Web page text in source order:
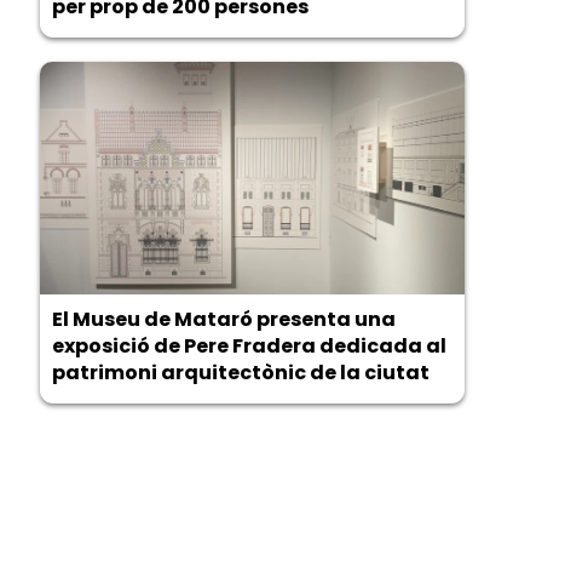
per prop de 200 persones
El Museu de Mataró presenta una
exposició de Pere Fradera dedicada al
patrimoni arquitectònic de la ciutat